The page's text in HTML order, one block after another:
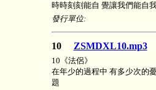
時時刻刻能自 覺讓我們能自
發行單位:
10 ZSMDXL10.mp3
10《法侶》
在年少的過程中 有多少次的
題